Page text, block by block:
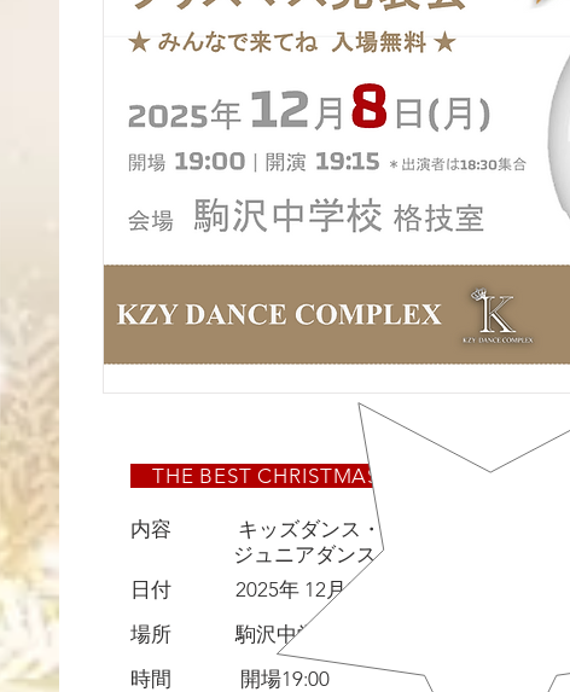
THE BEST CHRISTMAS PARTY
内容 キッズダンス・キッズ体操
ジュニアダンス・ジュニア体操の発
日付 2025年 12月8日 (月曜日)
場所 駒沢中学校 格技室
時間 開場19:00